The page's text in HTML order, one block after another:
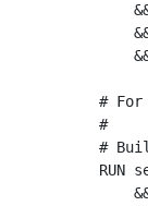
# For
#
#
RUN